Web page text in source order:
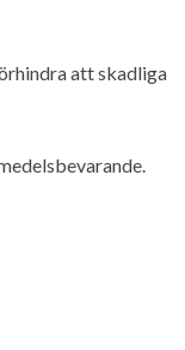
att skadliga